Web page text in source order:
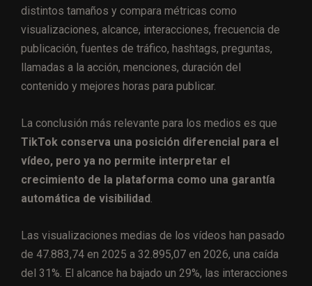
distintos tamaños y compara métricas como
visualizaciones, alcance, interacciones, frecuencia de
publicación, fuentes de tráfico, hashtags, preguntas,
llamadas a la acción, menciones, duración del
contenido y mejores horas para publicar.
La conclusión más relevante para los medios es que
TikTok conserva una posición diferencial para el
vídeo, pero ya no permite interpretar el
crecimiento de la plataforma como una garantía
automática de visibilidad .
Las visualizaciones medias de los vídeos han pasado
de 47.883,74 en 2025 a 32.895,07 en 2026, una caída
del 31%. El alcance ha bajado un 29%, las interacciones